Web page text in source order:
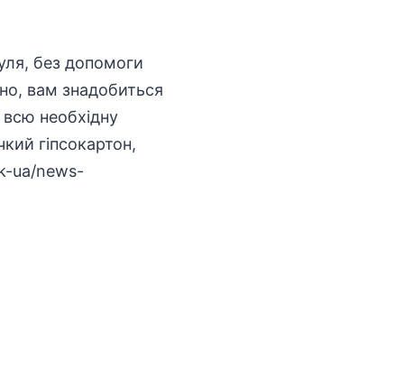
без допомоги
вам знадобиться
необхідну
гіпсокартон,
ua/news-